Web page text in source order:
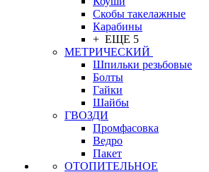
Скобы такелажные
Карабины
+ ЕЩЕ 5
МЕТРИЧЕСКИЙ
Шпильки резьбовые
Болты
Гайки
Шайбы
ГВОЗДИ
Промфасовка
Ведро
Пакет
ОТОПИТЕЛЬНОЕ